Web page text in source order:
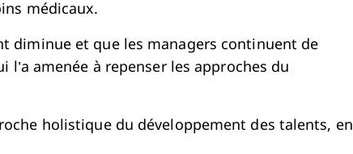
médicaux.
diminue et que les managers continuent de
amenée à repenser les approches du
holistique du développement des talents, en